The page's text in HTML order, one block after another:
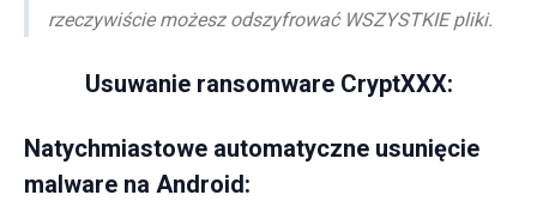
rzeczywiście możesz odszyfrować WSZYSTKIE pliki.
Usuwanie ransomware CryptXXX:
Natychmiastowe automatyczne usunięcie
malware na Android: